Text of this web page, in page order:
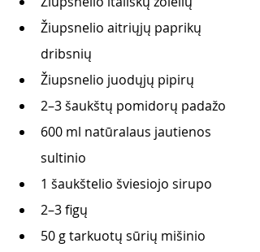
Žiupsnelio aitriųjų paprikų
dribsnių
Žiupsnelio juodųjų pipirų
2–3 šaukštų pomidorų padažo
600 ml natūralaus jautienos
sultinio
1 šaukštelio šviesiojo sirupo
2–3 figų
50 g tarkuotų sūrių mišinio